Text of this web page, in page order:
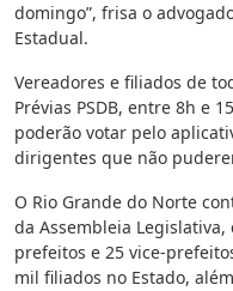
domingo”, frisa o
Estadual.
Vereadores e filiados de
Prévias PSDB, entre 8h e
poderão votar pelo
dirigentes que não
O Rio Grande do Norte
da Assembleia
prefeitos e 25 vice-
mil filiados no Estado,